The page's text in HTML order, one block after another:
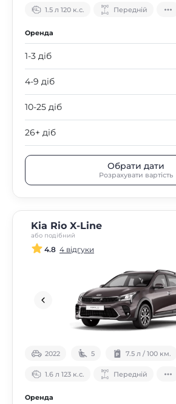
1.5 л 120 к.с. Передній
Оренда
1-3 діб
4-9 діб
10-25 діб
26+ діб
Обрати дати
Розрахувати вартість
Kia Rio X-Line
або подібний
4.8 4 відгуки
2022 5 7.5 л / 100 км.
1.6 л 123 к.с. Передній
Оренда